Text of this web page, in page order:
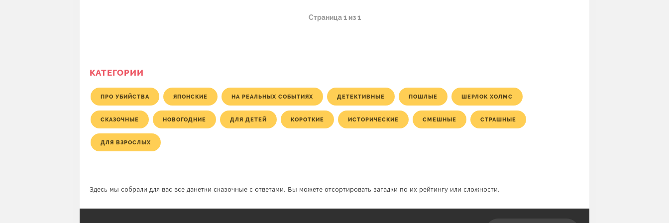
Страница1 из 1
КАТЕГОРИИ
ПРО УБИЙСТВА ЯПОНСКИЕ НА РЕАЛЬНЫХ СОБЫТИЯХ ДЕТЕКТИВНЫЕ ПОШЛЫЕ ШЕРЛОК ХОЛМС
СКАЗОЧНЫЕ НОВОГОДНИЕ ДЛЯ ДЕТЕЙ КОРОТКИЕ ИСТОРИЧЕСКИЕ СМЕШНЫЕ СТРАШНЫЕ
ДЛЯ ВЗРОСЛЫХ
Здесь мы собрали для вас все данетки сказочные с ответами. Вы можете отсортировать загадки по их рейтингу или сложности.